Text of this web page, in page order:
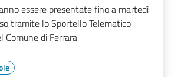
essere presentate fino a martedì
tramite lo Sportello Telematico
Comune di Ferrara